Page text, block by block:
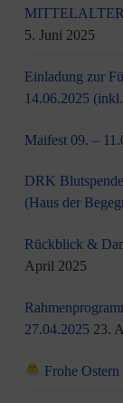
5. Juni 2025
Einladung zur
14.06.2025
Maifest 09. –
DRK
(Haus der
Rückblick &
April 2025
27.04.2025 23.
Frohe Ostern